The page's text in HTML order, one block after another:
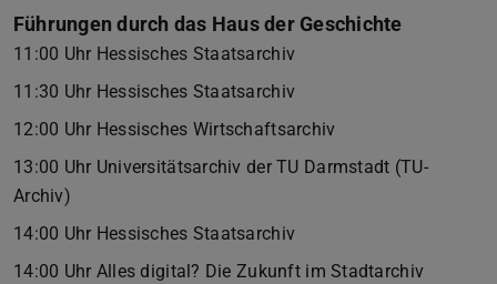
Führungen durch das Haus der Geschichte
11:00 Uhr Hessisches Staatsarchiv
11:30 Uhr Hessisches Staatsarchiv
12:00 Uhr Hessisches Wirtschaftsarchiv
13:00 Uhr Universitätsarchiv der TU Darmstadt (TU-
Archiv)
14:00 Uhr Hessisches Staatsarchiv
14:00 Uhr Alles digital? Die Zukunft im Stadtarchiv